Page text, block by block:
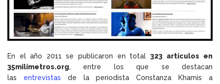
En el año 2011 se publicaron en total 323 artículos en
35milímetros.org, entre los que se destacan
las entrevistas de la periodista Constanza Khamis a